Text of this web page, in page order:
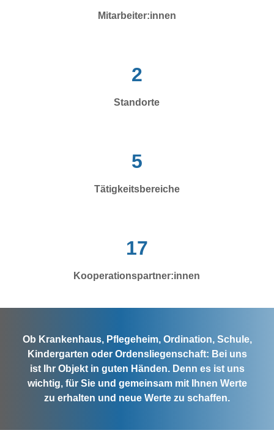
Mitar­beiter:innen
2
Standorte
5
Tätigkeits­bereiche
18
Koopera­tions­partner:innen
Ob Krankenhaus, Pflegeheim, Ordination, Schule,
Kindergarten oder Ordensliegenschaft: Bei uns
ist Ihr Objekt in guten Händen. Denn es ist uns
wichtig, für Sie und gemeinsam mit Ihnen Werte
zu erhalten und neue Werte zu schaffen.